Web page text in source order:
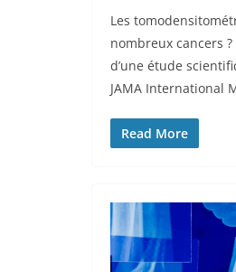
Les
nombreux cancers
d’une étude
JAMA International
Read More